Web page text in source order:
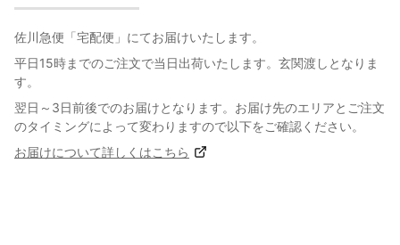
佐川急便「宅配便」にてお届けいたします。
平日15時までのご注文で当日出荷いたします。玄関渡しとなりま
す。
翌日～3日前後でのお届けとなります。お届け先のエリアとご注文
のタイミングによって変わりますので以下をご確認ください。
お届けについて詳しくはこちら